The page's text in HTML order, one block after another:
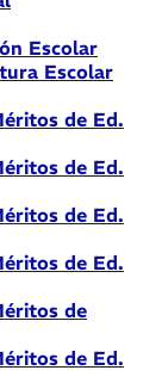
Escolar
Escolar
de Ed.
de Ed.
de Ed.
de Ed.
de
de Ed.